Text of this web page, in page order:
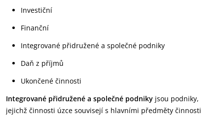
Investiční
Finanční
Integrované přidružené a společné podniky
Daň z příjmů
Ukončené činnosti
Integrované přidružené a společné podniky jsou podniky,
jejichž činnosti úzce souvisejí s hlavními předměty činnosti